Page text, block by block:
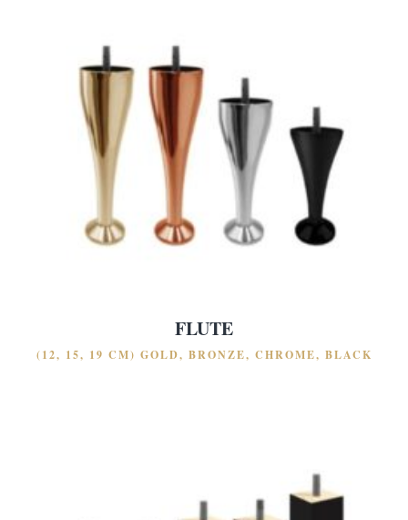
FLUTE
(12, 15, 19 CM) GOLD, BRONZE, CHROME, BLACK